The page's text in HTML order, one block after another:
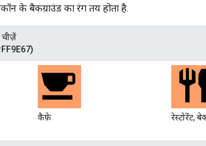
के बैकग्राउंड का रंग तय होता है.
चीज़ें
कैफ़े रेस्टोरेंट,